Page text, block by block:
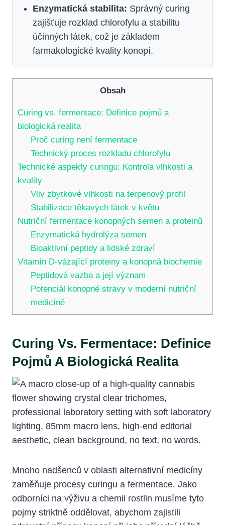
Enzymatická stabilita: Správný curing
zajišťuje rozklad chlorofylu a stabilitu
účinných látek, což je základem
farmakologické kvality konopí.
Obsah
Curing vs. fermentace: Definice pojmů a
biologická realita
Proč curing není fermentace
Technický proces rozkladu chlorofylu
Technické aspekty curingu: Kontrola vlhkosti a
kvality
Vliv zbytkové vlhkosti na terpenový profil
Stabilizace těkavých látek v květu
Nutriční fermentace konopných semen a proteinů
Enzymatická hydrolýza semen
Bioaktivní peptidy a lidské zdraví
Vitamín D-vázající proteiny a konopná biochemie
Peptidová vazba a její význam
Potenciál konopné stravy v moderní nutriční
medicíně
Curing Vs. Fermentace: Definice
Pojmů A Biologická Realita
Mnoho nadšenců v oblasti alternativní medicíny
zaměňuje procesy curingu a fermentace. Jako
odborníci na výživu a chemii rostlin musíme tyto
pojmy striktně oddělovat, abychom zajistili